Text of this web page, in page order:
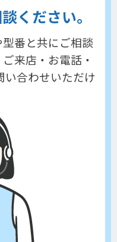
ください。
番と共にご相談
ご来店・お電話・
い合わせいただけ